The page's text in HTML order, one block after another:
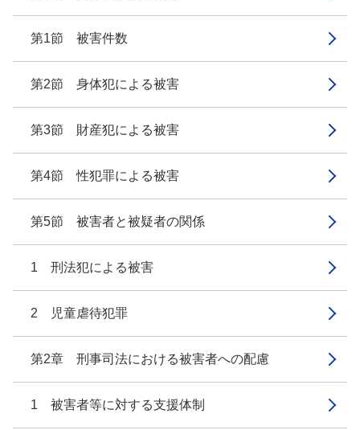
第1節 被害件数
第2節 身体犯による被害
第3節 財産犯による被害
第4節 性犯罪による被害
第5節 被害者と被疑者の関係
1 刑法犯による被害
2 児童虐待犯罪
第2章 刑事司法における被害者への配慮
1 被害者等に対する支援体制